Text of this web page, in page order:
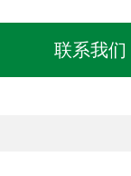
联系我们